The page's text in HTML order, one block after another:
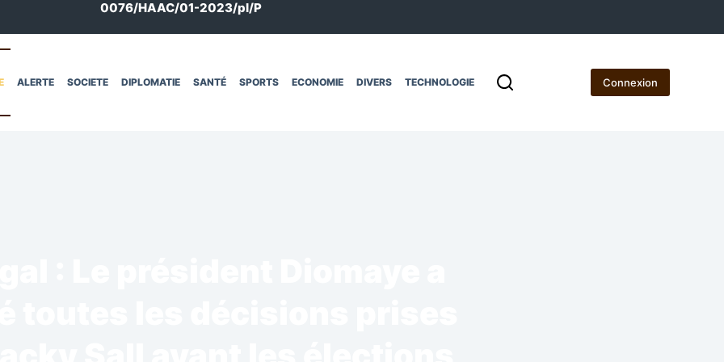
0076/HAAC/01-2023/pl/P
ALERTE SOCIETE DIPLOMATIE SANTÉ SPORTS ECONOMIE DIVERS TECHNOLOGIE Connexion